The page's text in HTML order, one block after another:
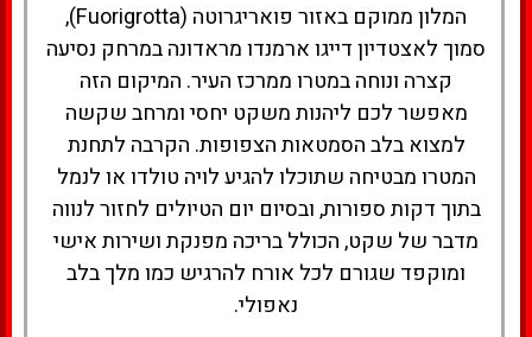
המלון ממוקם באזור פואריגרוטה (Fuorigrotta),
סמוך לאצטדיון דייגו ארמנדו מראדונה במרחק נסיעה
קצרה ונוחה במטרו ממרכז העיר. המיקום הזה
מאפשר לכם ליהנות משקט יחסי ומרחב שקשה
למצוא בלב הסמטאות הצפופות. הקרבה לתחנת
המטרו מבטיחה שתוכלו להגיע לויה טולדו או לנמל
בתוך דקות ספורות, ובסיום יום הטיולים לחזור לנווה
מדבר של שקט, הכולל בריכה מפנקת ושירות אישי
ומוקפד שגורם לכל אורח להרגיש כמו מלך בלב
נאפולי.